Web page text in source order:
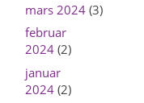
mars 2024(3)
februar
2024(2)
januar
2024(2)